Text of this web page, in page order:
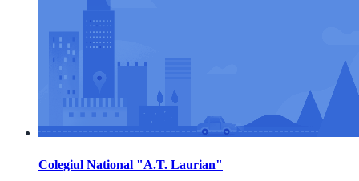
Colegiul National "A.T. Laurian"